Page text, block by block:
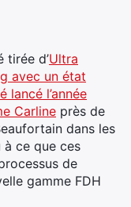
tirée d’Ultra
avec un état
lancé l’année
Carline près de
dans les
à ce que ces
de
gamme FDH
×